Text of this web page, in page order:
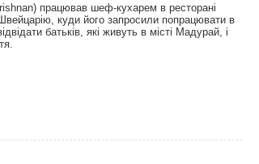
працював шеф-кухарем в ресторані
куди його запросили попрацювати в
батьків, які живуть в місті Мадурай, і
страв для бездомних